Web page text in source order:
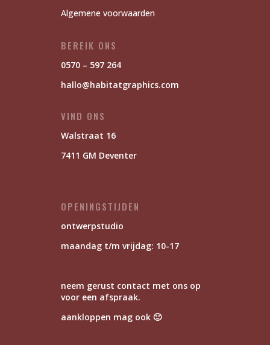
Algemene voorwaarden
BEREIK ONS
0570 – 597 264
hallo@habitatgraphics.com
VIND ONS
Walstraat 16
7411 GM Deventer
OPENINGSTIJDEN
ontwerpstudio
maandag t/m vrijdag: 10-17
neem gerust contact met ons op
voor een afspraak.
aankloppen mag ook 🙂